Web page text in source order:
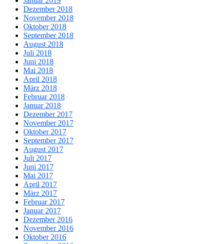
Dezember 2018
November 2018
Oktober 2018
September 2018
August 2018
Juli 2018
Juni 2018
Mai 2018
April 2018
März 2018
Februar 2018
Januar 2018
Dezember 2017
November 2017
Oktober 2017
September 2017
August 2017
Juli 2017
Juni 2017
Mai 2017
April 2017
März 2017
Februar 2017
Januar 2017
Dezember 2016
November 2016
Oktober 2016